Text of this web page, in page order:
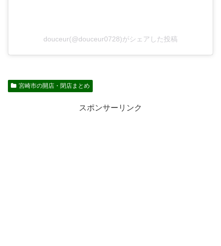
douceur(@douceur0728)がシェアした投稿
宮崎市の開店・閉店まとめ
スポンサーリンク